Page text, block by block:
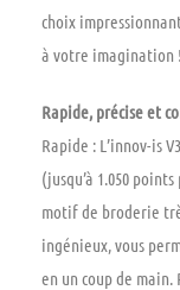
choix
à votre imagination !
Rapide, précise et
Rapide : L’innov-is
(jusqu’à 1.050
motif de broderie
ingénieux, vous
en un coup de